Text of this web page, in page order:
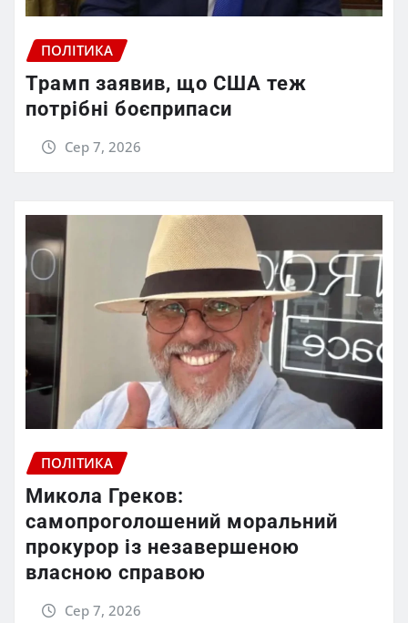
ПОЛІТИКА
Трамп заявив, що США теж
потрібні боєприпаси
Сер 7, 2026
ПОЛІТИКА
Микола Греков:
самопроголошений моральний
прокурор із незавершеною
власною справою
Сер 7, 2026